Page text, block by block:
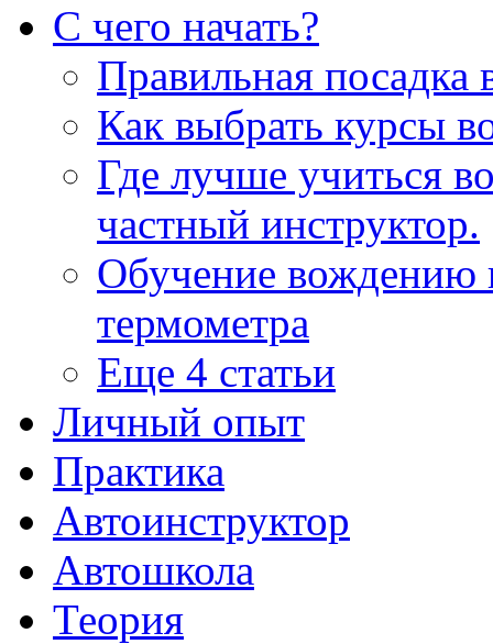
С чего начать?
Правильная посадка
Как выбрать курсы
Где лучше учиться
частный инструктор.
Обучение вождению
термометра
Еще 4 статьи
Личный опыт
Практика
Автоинструктор
Автошкола
Теория